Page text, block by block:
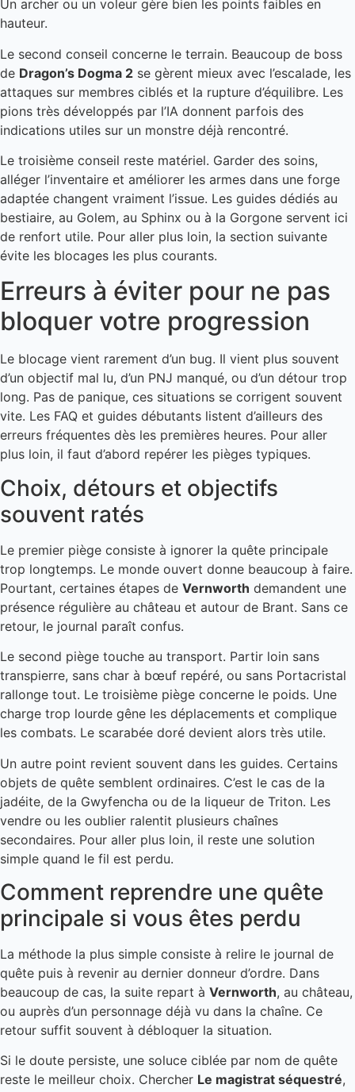
Un archer ou un voleur gère bien les points faibles en
hauteur.
Le second conseil concerne le terrain. Beaucoup de boss
de Dragon’s Dogma 2 se gèrent mieux avec l’escalade, les
attaques sur membres ciblés et la rupture d’équilibre. Les
pions très développés par l’IA donnent parfois des
indications utiles sur un monstre déjà rencontré.
Le troisième conseil reste matériel. Garder des soins,
alléger l’inventaire et améliorer les armes dans une forge
adaptée changent vraiment l’issue. Les guides dédiés au
bestiaire, au Golem, au Sphinx ou à la Gorgone servent ici
de renfort utile. Pour aller plus loin, la section suivante
évite les blocages les plus courants.
Erreurs à éviter pour ne pas
bloquer votre progression
Le blocage vient rarement d’un bug. Il vient plus souvent
d’un objectif mal lu, d’un PNJ manqué, ou d’un détour trop
long. Pas de panique, ces situations se corrigent souvent
vite. Les FAQ et guides débutants listent d’ailleurs des
erreurs fréquentes dès les premières heures. Pour aller
plus loin, il faut d’abord repérer les pièges typiques.
Choix, détours et objectifs
souvent ratés
Le premier piège consiste à ignorer la quête principale
trop longtemps. Le monde ouvert donne beaucoup à faire.
Pourtant, certaines étapes de Vernworth demandent une
présence régulière au château et autour de Brant. Sans ce
retour, le journal paraît confus.
Le second piège touche au transport. Partir loin sans
transpierre, sans char à bœuf repéré, ou sans Portacristal
rallonge tout. Le troisième piège concerne le poids. Une
charge trop lourde gêne les déplacements et complique
les combats. Le scarabée doré devient alors très utile.
Un autre point revient souvent dans les guides. Certains
objets de quête semblent ordinaires. C’est le cas de la
jadéite, de la Gwyfencha ou de la liqueur de Triton. Les
vendre ou les oublier ralentit plusieurs chaînes
secondaires. Pour aller plus loin, il reste une solution
simple quand le fil est perdu.
Comment reprendre une quête
principale si vous êtes perdu
La méthode la plus simple consiste à relire le journal de
quête puis à revenir au dernier donneur d’ordre. Dans
beaucoup de cas, la suite repart à Vernworth, au château,
ou auprès d’un personnage déjà vu dans la chaîne. Ce
retour suffit souvent à débloquer la situation.
Si le doute persiste, une soluce ciblée par nom de quête
reste le meilleur choix. Chercher Le magistrat séquestré,